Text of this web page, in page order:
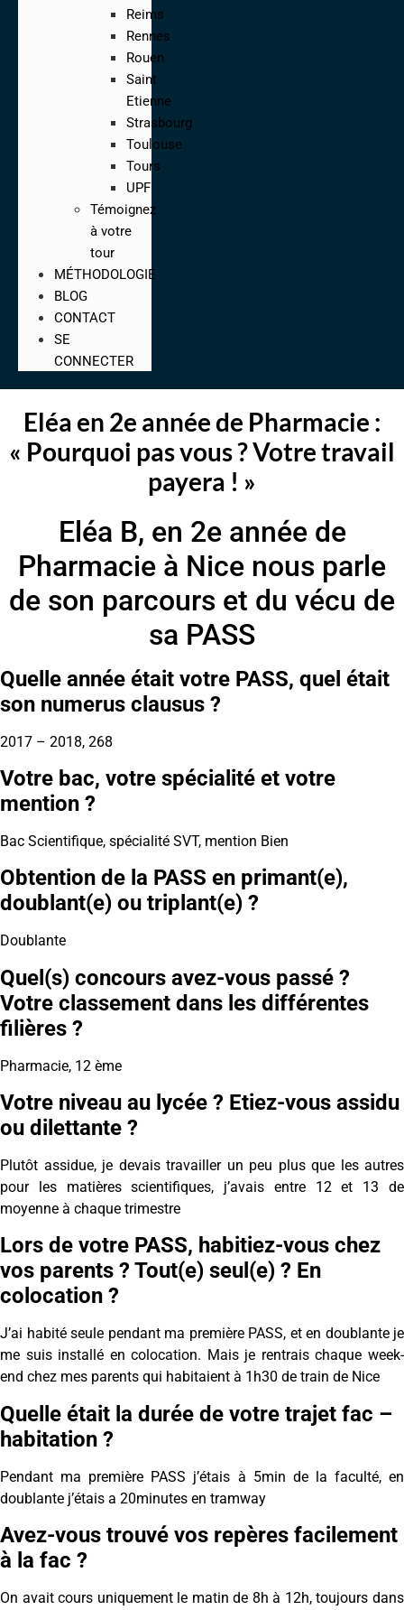
Reims
Rennes
Rouen
Saint
Etienne
Strasbourg
Toulouse
Tours
UPF
Témoignez
à votre
tour
MÉTHODOLOGIE
BLOG
CONTACT
SE
CONNECTER
Eléa en 2e année de Pharmacie :
« Pourquoi pas vous ? Votre travail
payera ! »
Eléa B, en 2e année de
Pharmacie à Nice nous parle
de son parcours et du vécu de
sa PASS
Quelle année était votre PASS, quel était
son numerus clausus ?
2017 – 2018, 268
Votre bac, votre spécialité et votre
mention ?
Bac Scientifique, spécialité SVT, mention Bien
Obtention de la PASS en primant(e),
doublant(e) ou triplant(e) ?
Doublante
Quel(s) concours avez-vous passé ?
Votre classement dans les différentes
filières ?
Pharmacie, 12 ème
Votre niveau au lycée ? Etiez-vous assidu
ou dilettante ?
Plutôt assidue, je devais travailler un peu plus que les autres
pour les matières scientifiques, j’avais entre 12 et 13 de
moyenne à chaque trimestre
Lors de votre PASS, habitiez-vous chez
vos parents ? Tout(e) seul(e) ? En
colocation ?
J’ai habité seule pendant ma première PASS, et en doublante je
me suis installé en colocation. Mais je rentrais chaque week-
end chez mes parents qui habitaient à 1h30 de train de Nice
Quelle était la durée de votre trajet fac –
habitation ?
Pendant ma première PASS j’étais à 5min de la faculté, en
doublante j’étais a 20minutes en tramway
Avez-vous trouvé vos repères facilement
à la fac ?
On avait cours uniquement le matin de 8h à 12h, toujours dans